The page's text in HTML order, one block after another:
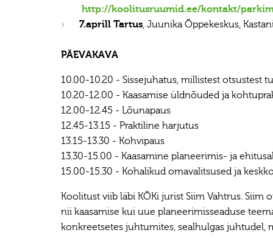
http://koolitusruumid.ee/kontakt/
7.aprill Tartus, Juunika Õppekeskus,
PÄEVAKAVA
10.00-10.20 - Sissejuhatus, millistest otsustest
10.20-12.00 - Kaasamise üldnõuded ja
12.00-12.45 - Lõunapaus
12.45-13.15 - Praktiline harjutus
13.15-13.30 - Kohvipaus
13.30-15.00 - Kaasamine planeerimis- ja
15.00-15.30 - Kohalikud omavalitsused ja
Koolitust viib läbi KÕKi jurist Siim Vahtrus.
nii kaasamise kui uue planeerimisseaduse
konkreetsetes juhtumites, sealhulgas juhtudel,